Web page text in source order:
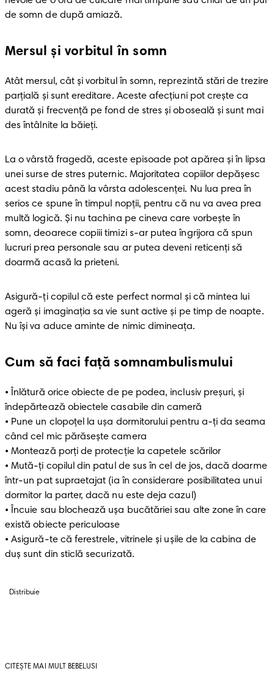
de somn de după amiază.
Mersul și vorbitul în somn
Atât mersul, cât și vorbitul în somn, reprezintă stări de trezire
parțială și sunt ereditare. Aceste afecțiuni pot crește ca
durată și frecvență pe fond de stres și oboseală și sunt mai
des întâlnite la băieți.
La o vârstă fragedă, aceste episoade pot apărea și în lipsa
unei surse de stres puternic. Majoritatea copiilor depășesc
acest stadiu până la vârsta adolescenței. Nu lua prea în
serios ce spune în timpul nopții, pentru că nu va avea prea
multă logică. Și nu tachina pe cineva care vorbește în
somn, deoarece copiii timizi s-ar putea îngrijora că spun
lucruri prea personale sau ar putea deveni reticenți să
doarmă acasă la prieteni.
Asigură-ți copilul că este perfect normal și că mintea lui
ageră și imaginația sa vie sunt active şi pe timp de noapte.
Nu își va aduce aminte de nimic dimineața.
Cum să faci față somnambulismului
• Înlătură orice obiecte de pe podea, inclusiv preșuri, și
îndepărtează obiectele casabile din cameră
• Pune un clopoțel la ușa dormitorului pentru a-ți da seama
când cel mic părăsește camera
• Montează porți de protecţie la capetele scărilor
• Mută-ți copilul din patul de sus în cel de jos, dacă doarme
într-un pat supraetajat (ia în considerare posibilitatea unui
dormitor la parter, dacă nu este deja cazul)
• Încuie sau blochează ușa bucătăriei sau alte zone în care
există obiecte periculoase
• Asigură-te că ferestrele, vitrinele și ușile de la cabina de
duș sunt din sticlă securizată.
Distribuie
CITEȘTE MAI MULT BEBELUSI